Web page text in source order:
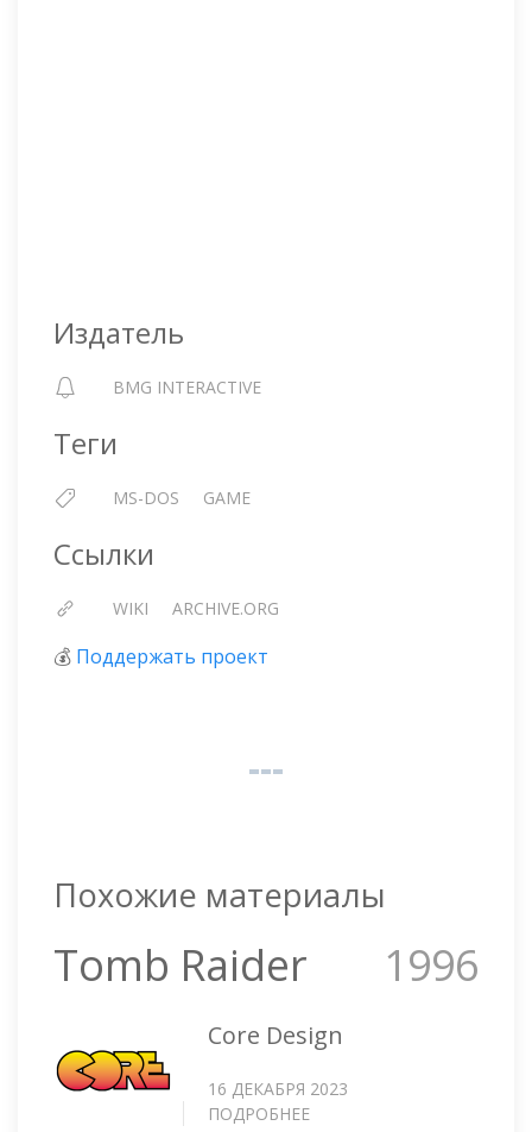
Издатель
BMG INTERACTIVE
Теги
MS-DOS GAME
Ссылки
WIKI ARCHIVE.ORG
💰 Поддержать проект
Похожие материалы
Tomb Raider 1996
Core Design
16 ДЕКАБРЯ 2023
ПОДРОБНЕЕ